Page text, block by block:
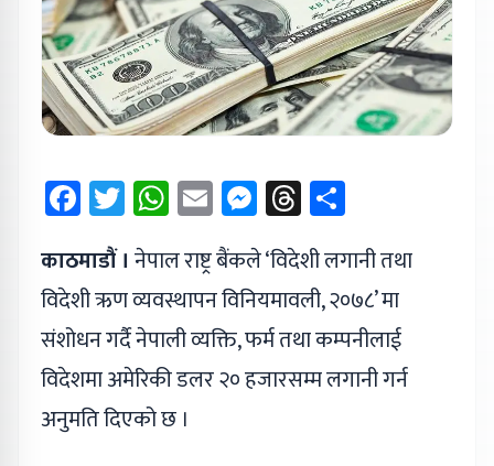
Facebook
Twitter
WhatsApp
EmailMessenger
Threads
काठमाडौं । नेपाल राष्ट्र बैंकले ‘विदेशी लगानी तथा
विदेशी ऋण व्यवस्थापन विनियमावली, २०७८’ मा
संशोधन गर्दै नेपाली व्यक्ति, फर्म तथा कम्पनीलाई
विदेशमा अमेरिकी डलर २० हजारसम्म लगानी गर्न
अनुमति दिएको छ ।